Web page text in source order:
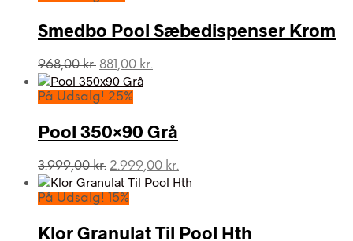
889,00 kr..809,00 kr..
Smedbo Pool Sæbedispenser Krom
968,00kr. Den
oprindelige
pris
968,00 kr..
881,00 kr.
881,00 kr..
På Udsalg! 25%
Pool 350×90 Grå
3.999,00kr. Den
oprindelige
pris
3.999,00 kr..
2.999,00 kr.
aktuelle
2.999,00 kr..
På Udsalg! 15%
Klor Granulat Til Pool Hth